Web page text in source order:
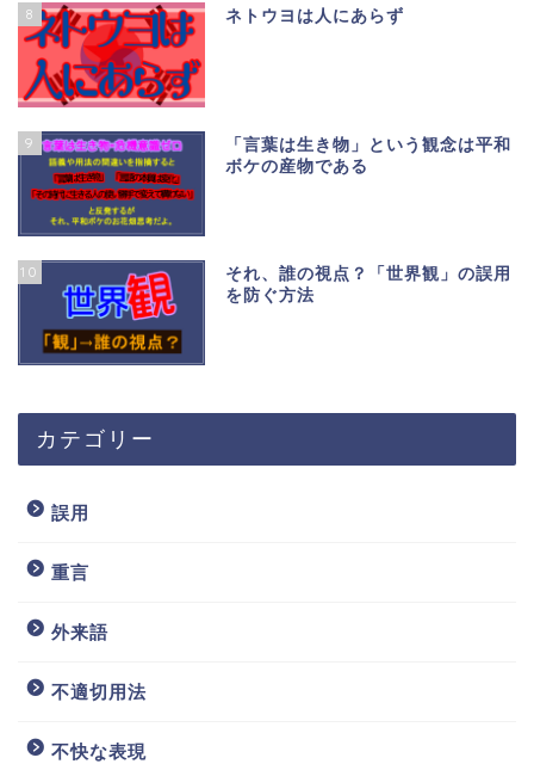
8 ネトウヨは人にあらず
9
「言葉は生き物」という観念は平和
ボケの産物である
10
それ、誰の視点？「世界観」の誤用
を防ぐ方法
カテゴリー
誤用
重言
外来語
不適切用法
不快な表現